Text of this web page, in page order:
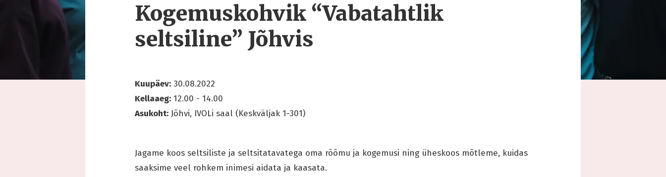
Kogemuskohvik “Vabatahtlik
seltsiline” Jõhvis
Kuupäev: 30.08.2022
Kellaaeg: 12.00 - 14.00
Asukoht: Jõhvi, IVOLi saal (Keskväljak 1-301)
Jagame koos seltsiliste ja seltsitatavatega oma rõõmu ja kogemusi ning üheskoos mõtleme, kuidas
saaksime veel rohkem inimesi aidata ja kaasata.